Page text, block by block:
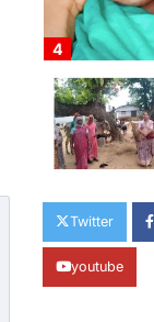
4
1
Twitter
youtube